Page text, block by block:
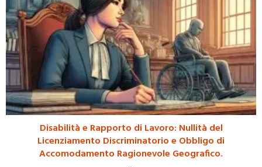
Disabilità e Rapporto di Lavoro: Nullità del
Licenziamento Discriminatorio e Obbligo di
Accomodamento Ragionevole Geografico.